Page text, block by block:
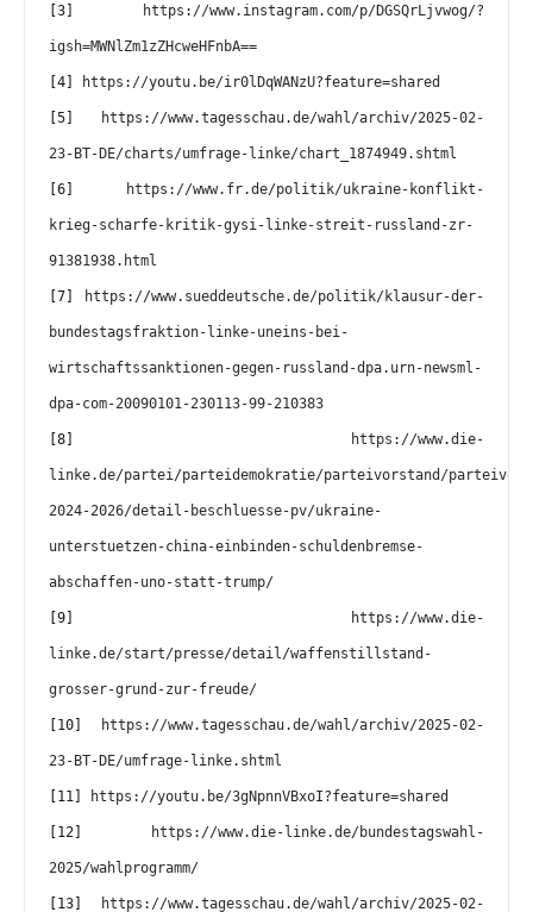
[3] https://www.instagram.com/p/DGSQrLjvwog/?
igsh=MWNlZm1zZHcweHFnbA==
[4] https://youtu.be/ir0lDqWANzU?feature=shared
[5] https://www.tagesschau.de/wahl/archiv/2025-02-
23-BT-DE/charts/umfrage-linke/chart_1874949.shtml
[6] https://www.fr.de/politik/ukraine-konflikt-
krieg-scharfe-kritik-gysi-linke-streit-russland-zr-
91381938.html
[7] https://www.sueddeutsche.de/politik/klausur-der-
bundestagsfraktion-linke-uneins-bei-
wirtschaftssanktionen-gegen-russland-dpa.urn-newsml-
dpa-com-20090101-230113-99-210383
[8] https://www.die-
linke.de/partei/parteidemokratie/parteivorstand/
2024-2026/detail-beschluesse-pv/ukraine-
unterstuetzen-china-einbinden-schuldenbremse-
abschaffen-uno-statt-trump/
[9] https://www.die-
linke.de/start/presse/detail/waffenstillstand-
grosser-grund-zur-freude/
[10] https://www.tagesschau.de/wahl/archiv/2025-02-
23-BT-DE/umfrage-linke.shtml
[11] https://youtu.be/3gNpnnVBxoI?feature=shared
[12] https://www.die-linke.de/bundestagswahl-
2025/wahlprogramm/
[13] https://www.tagesschau.de/wahl/archiv/2025-02-